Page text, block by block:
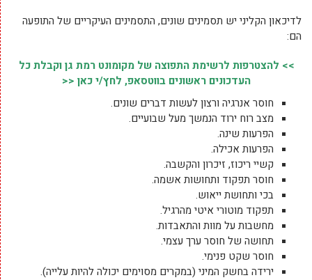
לדיכאון הקליני יש תסמינים שונים, התסמינים העיקריים של התופעה
הם:
>> להצטרפות לרשימת התפוצה של מקומונט רמת גן וקבלת כל
העדכונים ראשונים בווטסאפ, לחץ/י כאן <<
חוסר אנרגיה ורצון לעשות דברים שונים.
מצב רוח ירוד הנמשך מעל שבועיים.
הפרעות שינה.
הפרעות אכילה.
קשיי ריכוז, זיכרון והקשבה.
חוסר תפקוד ותחושות אשמה.
בכי ותחושת ייאוש.
תפקוד מוטורי איטי מהרגיל.
מחשבות על מוות והתאבדות.
תחושה של חוסר ערך עצמי.
חוסר שקט פנימי.
ירידה בחשק המיני (במקרים מסוימים יכולה להיות עלייה).